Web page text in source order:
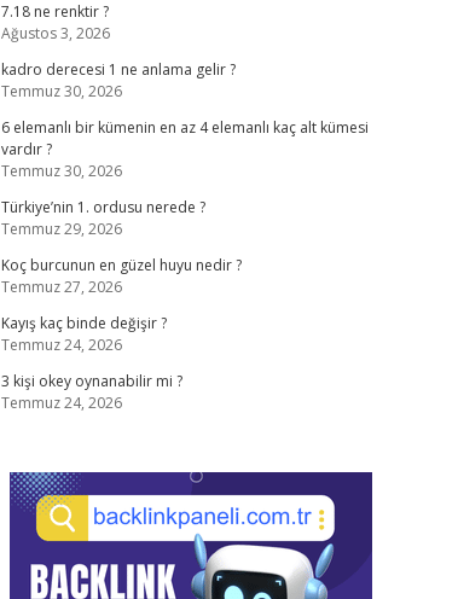
7.18 ne renktir ?
Ağustos 3, 2026
kadro derecesi 1 ne anlama gelir ?
Temmuz 30, 2026
6 elemanlı bir kümenin en az 4 elemanlı kaç alt kümesi
vardır ?
Temmuz 30, 2026
Türkiye’nin 1. ordusu nerede ?
Temmuz 29, 2026
Koç burcunun en güzel huyu nedir ?
Temmuz 27, 2026
Kayış kaç binde değişir ?
Temmuz 24, 2026
3 kişi okey oynanabilir mi ?
Temmuz 24, 2026